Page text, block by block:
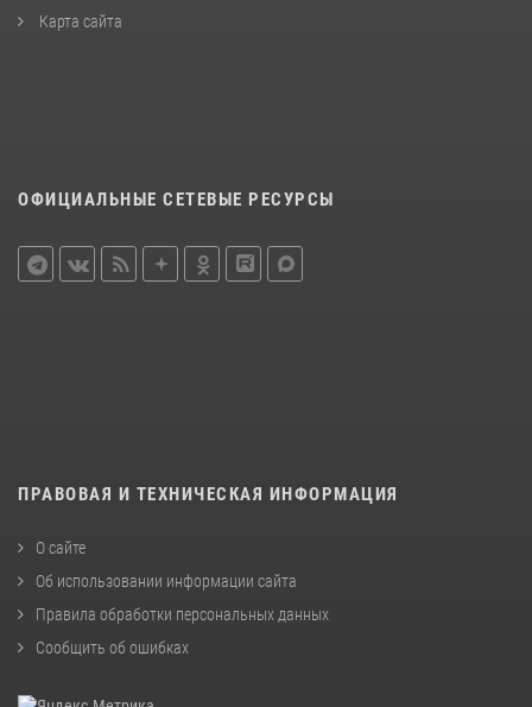
Карта сайта
ОФИЦИАЛЬНЫЕ СЕТЕВЫЕ РЕСУРСЫ
ПРАВОВАЯ И ТЕХНИЧЕСКАЯ ИНФОРМАЦИЯ
О сайте
Об использовании информации сайта
Правила обработки персональных данных
Сообщить об ошибках